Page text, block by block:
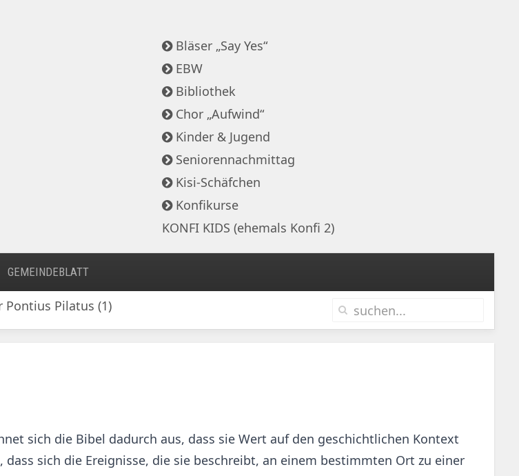
Bläser „Say Yes“
EBW
Bibliothek
Chor „Aufwind“
Kinder & Jugend
Seniorennachmittag
Kisi-Schäfchen
Konfikurse
KONFI KIDS (ehemals Konfi 2)
GEMEINDEBLATT
Pilatus (1)
sich die Bibel dadurch aus, dass sie Wert auf den geschichtlichen Kontext
sich die Ereignisse, die sie beschreibt, an einem bestimmten Ort zu einer